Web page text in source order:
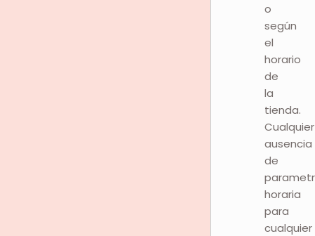
o
según
el
horario
de
la
tienda.
Cualquier
ausencia
de
horaria
para
cualquier